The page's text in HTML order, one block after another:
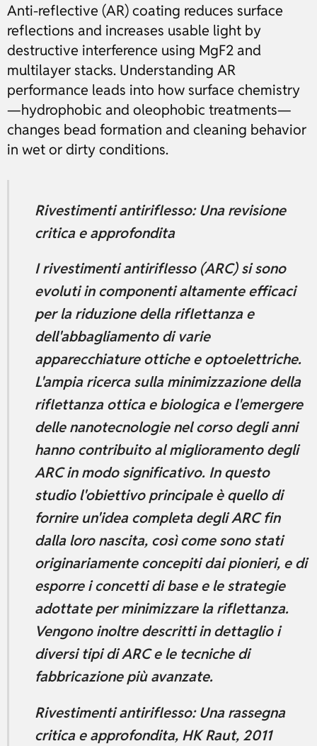
Anti-reflective (AR) coating reduces surface
reflections and increases usable light by
destructive interference using MgF2 and
multilayer stacks. Understanding AR
performance leads into how surface chemistry
—hydrophobic and oleophobic treatments—
changes bead formation and cleaning behavior
in wet or dirty conditions.
Rivestimenti antiriflesso: Una revisione
critica e approfondita
I rivestimenti antiriflesso (ARC) si sono
evoluti in componenti altamente efficaci
per la riduzione della riflettanza e
dell'abbagliamento di varie
apparecchiature ottiche e optoelettriche.
L'ampia ricerca sulla minimizzazione della
riflettanza ottica e biologica e l'emergere
delle nanotecnologie nel corso degli anni
hanno contribuito al miglioramento degli
ARC in modo significativo. In questo
studio l'obiettivo principale è quello di
fornire un'idea completa degli ARC fin
dalla loro nascita, così come sono stati
originariamente concepiti dai pionieri, e di
esporre i concetti di base e le strategie
adottate per minimizzare la riflettanza.
Vengono inoltre descritti in dettaglio i
diversi tipi di ARC e le tecniche di
fabbricazione più avanzate.
Rivestimenti antiriflesso: Una rassegna
critica e approfondita, HK Raut, 2011